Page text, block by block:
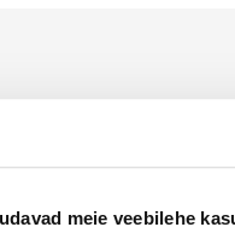
meie veebilehe